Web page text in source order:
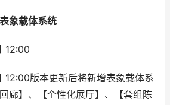
象载体系统
12:00
12:00版本更新后将新增表象载体系
廊】、【个性化展厅】、【套组陈